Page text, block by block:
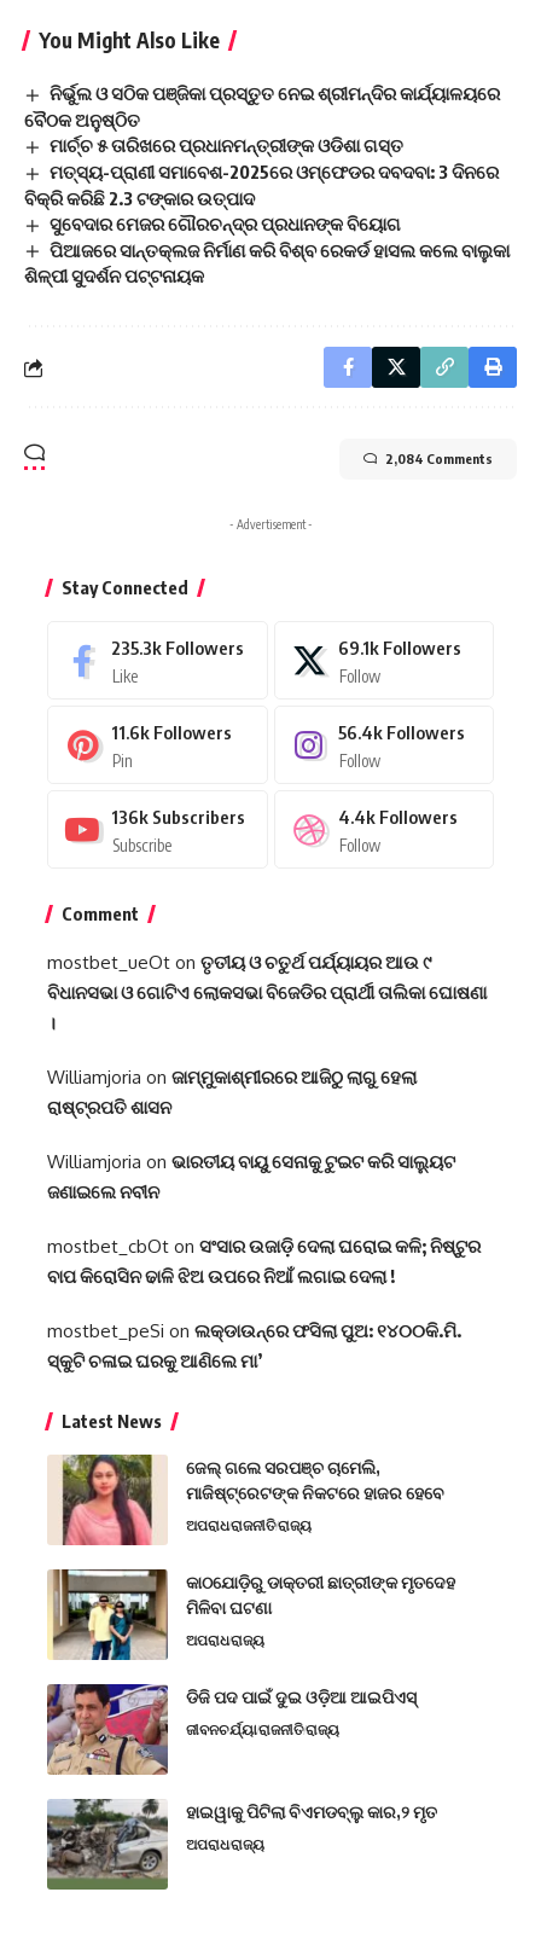
You Might Also Like
ନିର୍ଭୁଲ ଓ ସଠିକ ପଞ୍ଜିକା ପ୍ରସ୍ତୁତ ନେଇ ଶ୍ରୀମନ୍ଦିର କାର୍ଯ୍ୟାଳୟରେ
ବୈଠକ ଅନୁଷ୍ଠିତ
ମାର୍ଚ୍ଚ ୫ ତାରିଖରେ ପ୍ରଧାନମନ୍ତ୍ରୀଙ୍କ ଓଡିଶା ଗସ୍ତ
ମତ୍ସ୍ୟ-ପ୍ରାଣୀ ସମାବେଶ-2025ରେ ଓମ୍ଫେଡର ଦବଦବା: 3 ଦିନରେ
ବିକ୍ରି କରିଛି 2.3 ଟଙ୍କାର ଉତ୍ପାଦ
ସୁବେଦାର ମେଜର ଗୌରଚନ୍ଦ୍ର ପ୍ରଧାନଙ୍କ ବିୟୋଗ
ପିଆଜରେ ସାନ୍ତକ୍ଲଜ ନିର୍ମାଣ କରି ବିଶ୍ବ ରେକର୍ଡ ହାସଲ କଲେ ବାଲୁକା
ଶିଳ୍ପୀ ସୁଦର୍ଶନ ପଟ୍ଟନାୟକ
2,084 Comments
- Advertisement -
Stay Connected
235.3k Followers
Like
69.1k Followers
Follow
11.6k Followers
Pin
56.4k Followers
Follow
136k Subscribers
Subscribe
4.4k Followers
Follow
Comment
mostbet_ueOt on ତୃତୀୟ ଓ ଚତୁର୍ଥ ପର୍ଯ୍ୟାୟର ଆଉ ୯
ବିଧାନସଭା ଓ ଗୋଟିଏ ଲୋକସଭା ବିଜେଡିର ପ୍ରାର୍ଥୀ ତାଲିକା ଘୋଷଣା
।
Williamjoria on ଜାମ୍ମୁକାଶ୍ମୀରରେ ଆଜିଠୁ ଲାଗୁ ହେଲା
ରାଷ୍ଟ୍ରପତି ଶାସନ
Williamjoria on ଭାରତୀୟ ବାୟୁ ସେନାକୁ ଟୁଇଟ କରି ସାଲ୍ୟୁଟ
ଜଣାଇଲେ ନବୀନ
mostbet_cbOt on ସଂସାର ଉଜାଡ଼ି ଦେଲା ଘରୋଇ କଳି; ନିଷ୍ଟୁର
ବାପ କିରୋସିନ ଢାଳି ଝିଅ ଉପରେ ନିଆଁ ଲଗାଇ ଦେଲା !
mostbet_peSi on ଲକ୍‌ଡାଉନ୍‌ରେ ଫସିଲା ପୁଅ: ୧୪୦୦କି.ମି.
ସ୍କୁଟି ଚଳାଇ ଘରକୁ ଆଣିଲେ ମା’
Latest News
ଜେଲ୍ ଗଲେ ସରପଞ୍ଚ ଚାମେଲି,
ମାଜିଷ୍ଟ୍ରେଟଙ୍କ ନିକଟରେ ହାଜର ହେବେ
ଅପରାଧରାଜନୀତିରାଜ୍ୟ
କାଠଯୋଡ଼ିରୁ ଡାକ୍ତରୀ ଛାତ୍ରୀଙ୍କ ମୃତଦେହ
ମିଳିବା ଘଟଣା
ଅପରାଧରାଜ୍ୟ
ଡିଜି ପଦ ପାଇଁ ଦୁଇ ଓଡ଼ିଆ ଆଇପିଏସ୍
ଜୀବନଚର୍ଯ୍ୟାରାଜନୀତିରାଜ୍ୟ
ହାଇୱାକୁ ପିଟିଲା ବିଏମଡବ୍ଲୁ କାର,୨ ମୃତ
ଅପରାଧରାଜ୍ୟ